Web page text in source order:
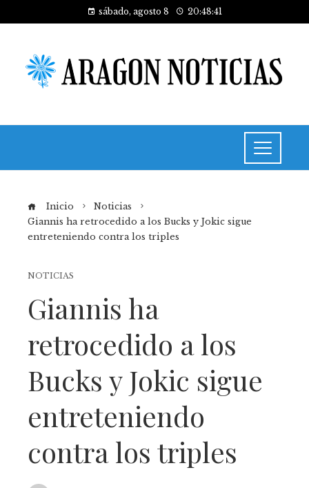
sábado, agosto 8 20:48:42
Inicio
Noticias
Giannis ha retrocedido a los Bucks y Jokic sigue
entreteniendo contra los triples
NOTICIAS
Giannis ha
retrocedido a los
Bucks y Jokic sigue
entreteniendo
contra los triples